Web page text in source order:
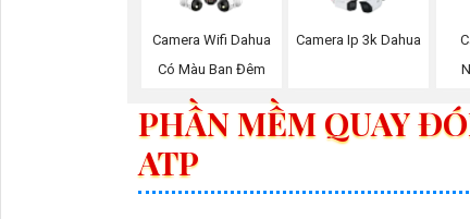
Camera Wifi Dahua
Có Màu Ban Đêm
Camera Ip 3k Dahua
PHẦN MỀM QUAY
ATP